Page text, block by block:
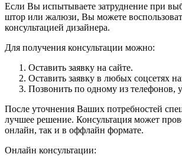
Если Вы испытываете затруднение при
штор или жалюзи, Вы можете
консультацией дизайнера.
Для получения консультации можно:
Оставить заявку на сайте.
Оставить заявку в любых соцсетях
Позвонить по одному из телефонов,
После уточнения Ваших потребностей
лучшее решение. Консультация может
онлайн, так и в оффлайн формате.
Онлайн консультации: